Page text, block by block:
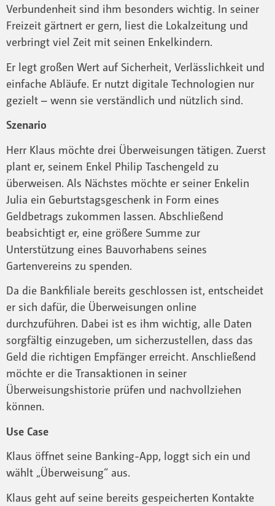
Verbundenheit sind ihm besonders wichtig. In seiner
Freizeit gärtnert er gern, liest die Lokalzeitung und
verbringt viel Zeit mit seinen Enkelkindern.
Er legt großen Wert auf Sicherheit, Verlässlichkeit und
einfache Abläufe. Er nutzt digitale Technologien nur
gezielt – wenn sie verständlich und nützlich sind.
Szenario
Herr Klaus möchte drei Überweisungen tätigen. Zuerst
plant er, seinem Enkel Philip Taschengeld zu
überweisen. Als Nächstes möchte er seiner Enkelin
Julia ein Geburtstagsgeschenk in Form eines
Geldbetrags zukommen lassen. Abschließend
beabsichtigt er, eine größere Summe zur
Unterstützung eines Bauvorhabens seines
Gartenvereins zu spenden.
Da die Bankfiliale bereits geschlossen ist, entscheidet
er sich dafür, die Überweisungen online
durchzuführen. Dabei ist es ihm wichtig, alle Daten
sorgfältig einzugeben, um sicherzustellen, dass das
Geld die richtigen Empfänger erreicht. Anschließend
möchte er die Transaktionen in seiner
Überweisungshistorie prüfen und nachvollziehen
können.
Use Case
Klaus öffnet seine Banking-App, loggt sich ein und
wählt „Überweisung“ aus.
Klaus geht auf seine bereits gespeicherten Kontakte